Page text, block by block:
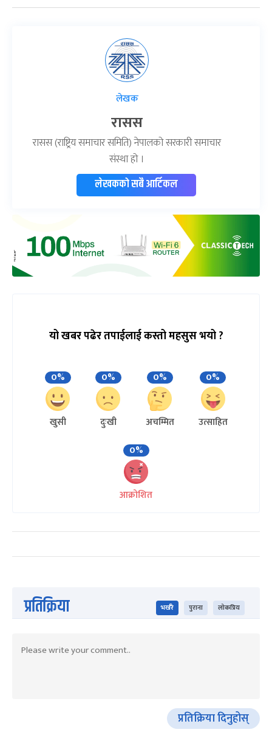
लेखक
रासस
रासस (राष्ट्रिय समाचार समिति) नेपालको सरकारी समाचार
संस्था हो ।
लेखकको सबै आर्टिकल
यो खबर पढेर तपाईलाई कस्तो महसुस भयो ?
0%
खुसी
0%
दुःखी
0%
अचम्मित
0%
उत्साहित
0%
आक्रोशित
प्रतिक्रिया भर्खरै पुराना लोकप्रिय
प्रतिक्रिया दिनुहोस्